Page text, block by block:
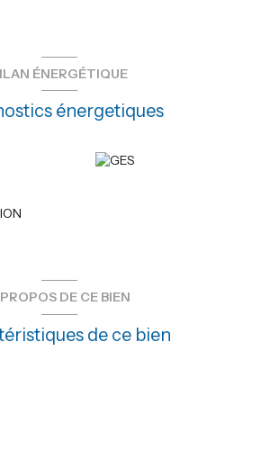
ÉNERGÉTIQUE
énergetiques
DE CE BIEN
de ce bien